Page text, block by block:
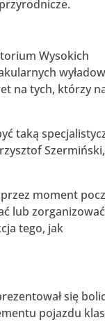
Wysokich
na tych, którzy
taką
Szermiński,
moment
lub zorganizować
tego, jak
się
pojazdu